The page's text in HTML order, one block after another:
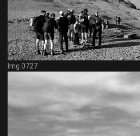
Img 0727